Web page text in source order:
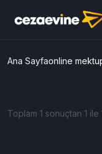
Ana Sayfaonline
Toplam 1 sonuçtan 1